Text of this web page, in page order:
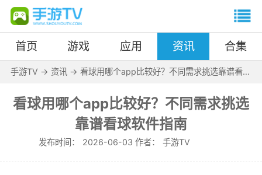
首页 游戏 应用 资讯 合集
手游TV -> 资讯-> 看球用哪个app比较好？不同需求挑选靠谱看球
看球用哪个app比较好？不同需求挑选
靠谱看球软件指南
发布时间： 2026-06-03 作者： 手游TV